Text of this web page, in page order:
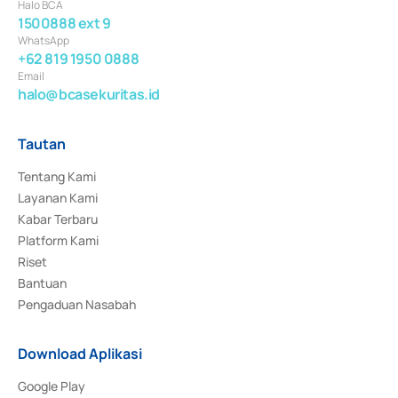
Halo BCA
1500888 ext 9
WhatsApp
+62 819 1950 0888
Email
halo@bcasekuritas.id
Tautan
Tentang Kami
Layanan Kami
Kabar Terbaru
Platform Kami
Riset
Bantuan
Pengaduan Nasabah
Download Aplikasi
Google Play